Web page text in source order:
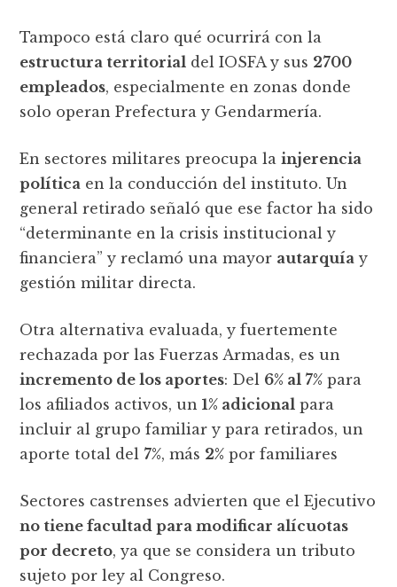
Tampoco está claro qué ocurrirá con la
estructura territorial del IOSFA y sus 2700
empleados, especialmente en zonas donde
solo operan Prefectura y Gendarmería.
En sectores militares preocupa lainjerencia
política en la conducción del instituto. Un
general retirado señaló que ese factor ha sido
“determinante en la crisis institucional y
financiera” y reclamó una mayor autarquía y
gestión militar directa.
Otra alternativa evaluada, y fuertemente
rechazada por las Fuerzas Armadas, es un
incremento de los aportes: Del 6% al 7% para
los afiliados activos, un1% adicional para
incluir al grupo familiar y para retirados, un
aporte total del 7%, más 2% por familiares
Sectores castrenses advierten que el Ejecutivo
no tiene facultad para modificar alícuotas
por decreto, ya que se considera un tributo
sujeto por ley al Congreso.